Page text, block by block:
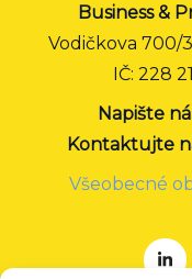
Business &
Vodičkova 700/
IČ: 228
Napište
Kontaktujte
Všeobecné